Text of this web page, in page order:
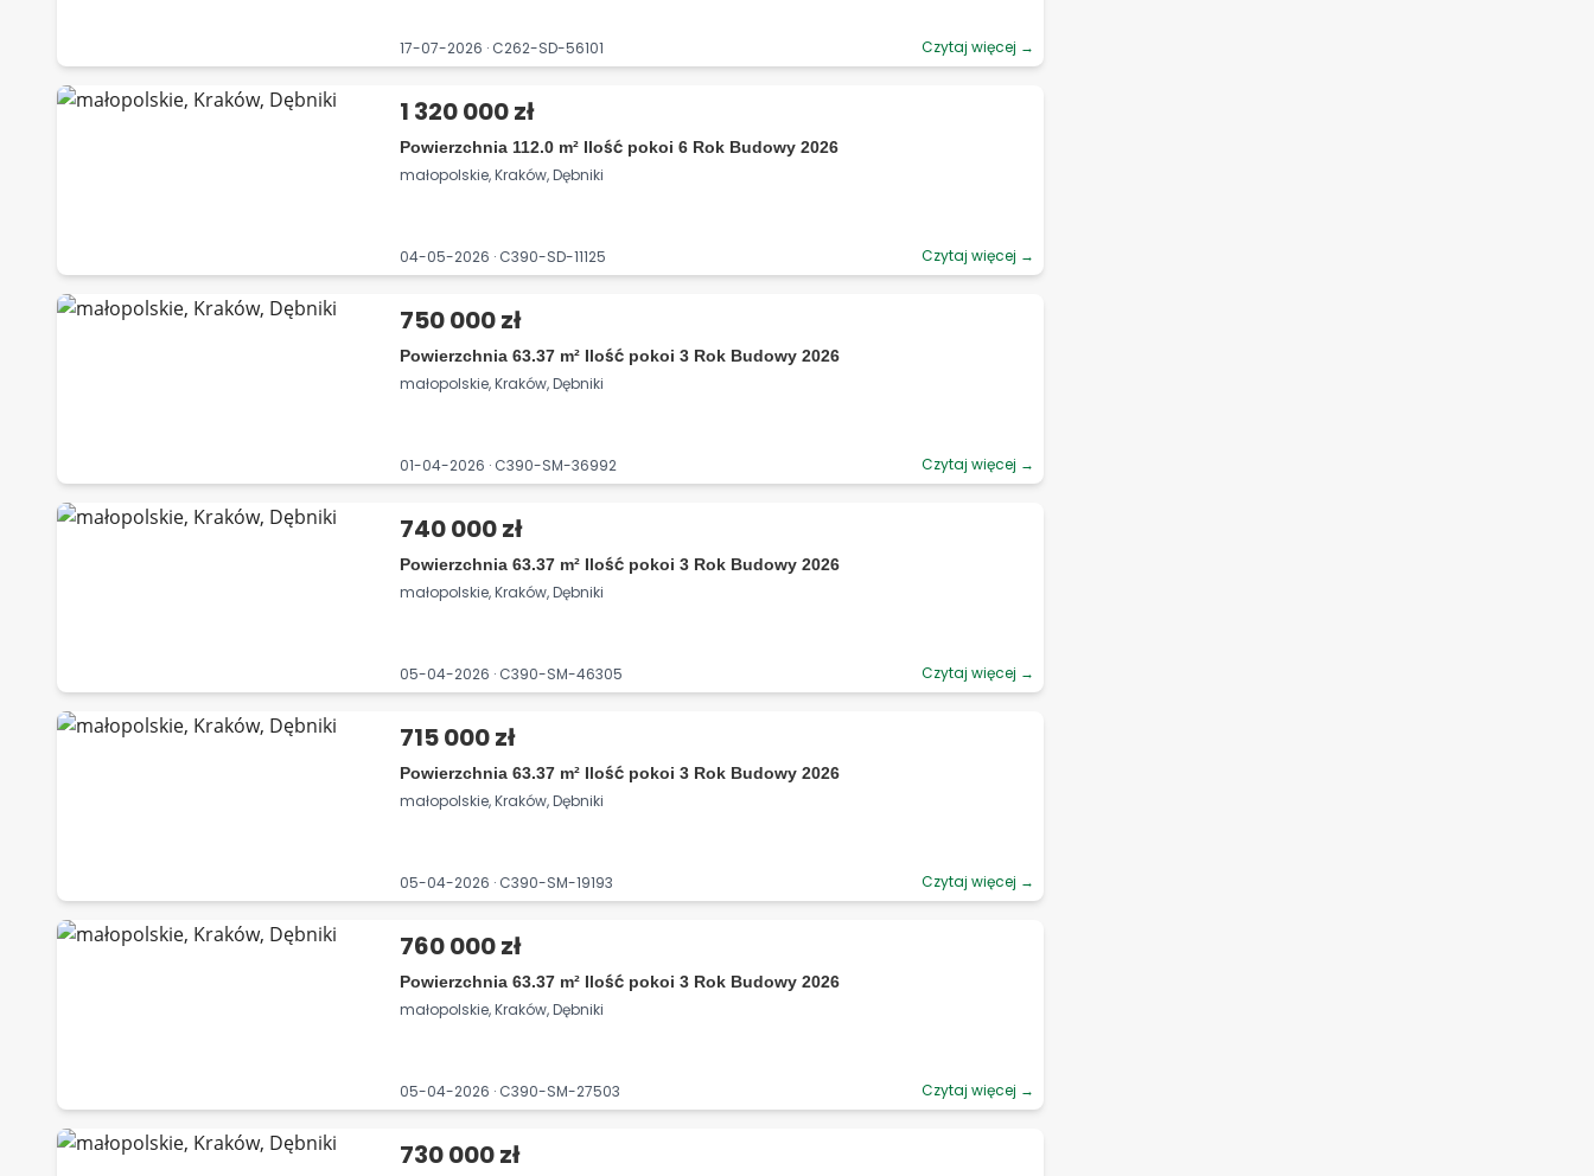
17-07-2026 · C262-SD-56101 Czytaj więcej →
1 320 000 zł
Powierzchnia 112.0 m² Ilość pokoi 6 Rok Budowy 2026
małopolskie, Kraków, Dębniki
04-05-2026 · C390-SD-11125 Czytaj więcej →
750 000 zł
Powierzchnia 63.37 m² Ilość pokoi 3 Rok Budowy 2026
małopolskie, Kraków, Dębniki
01-04-2026 · C390-SM-36992 Czytaj więcej →
740 000 zł
Powierzchnia 63.37 m² Ilość pokoi 3 Rok Budowy 2026
małopolskie, Kraków, Dębniki
05-04-2026 · C390-SM-46305 Czytaj więcej →
715 000 zł
Powierzchnia 63.37 m² Ilość pokoi 3 Rok Budowy 2026
małopolskie, Kraków, Dębniki
05-04-2026 · C390-SM-19193 Czytaj więcej →
760 000 zł
Powierzchnia 63.37 m² Ilość pokoi 3 Rok Budowy 2026
małopolskie, Kraków, Dębniki
05-04-2026 · C390-SM-27503 Czytaj więcej →
730 000 zł